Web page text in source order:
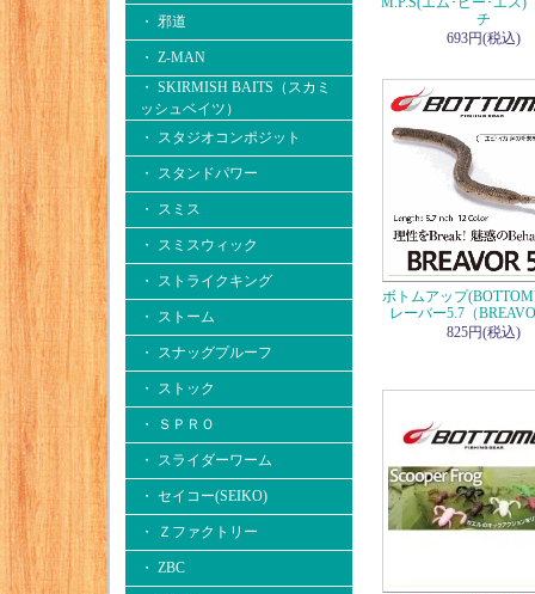
・ 邪道
・ Z-MAN
・ SKIRMISH BAITS（スカミ
ッシュベイツ）
・ スタジオコンポジット
・ スタンドパワー
・ スミス
・ スミスウィック
・ ストライクキング
・ ストーム
・ スナッグプルーフ
・ ストック
・ ＳＰＲＯ
・ スライダーワーム
・ セイコー(SEIKO)
・ Ｚファクトリー
・ ZBC
チ
693円(税込)
ボトムアップ
レーバー5.7（
825円(税込)